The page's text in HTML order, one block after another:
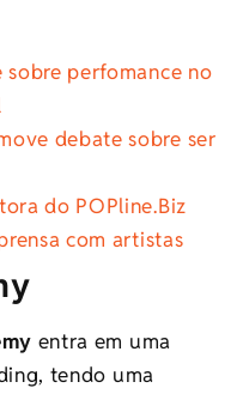
perfomance no
debate sobre ser
do POPline.Biz
com artistas
entra em uma
tendo uma